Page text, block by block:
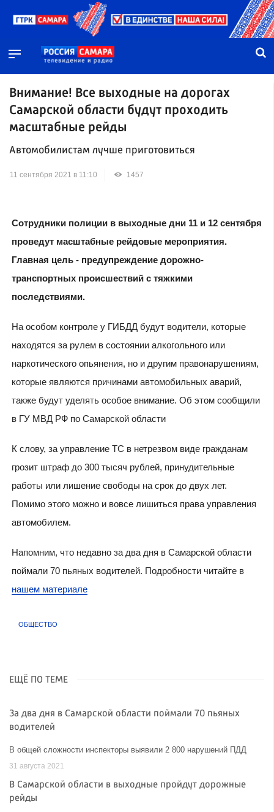
Внимание! Вcе выходные на дорогах
Самарской области будут проходить
масштабные рейды
Автомобилистам лучше приготовиться
11 сентября 2021 в 11:10 1457
Сотрудники полиции в выходные дни 11 и 12 сентября
проведут масштабные рейдовые мероприятия.
Главная цель - предупреждение дорожно-
транспортных происшествий с тяжкими
последствиями.
На особом контроле у ГИБДД будут водители, которые
находятся за рулем в состоянии алкогольного или
наркотического опьянения, но и другим правонарушениям,
которые являются причинами автомобильных аварий,
также будут уделять особое внимание. Об этом сообщили
в ГУ МВД РФ по Самарской области
К слову, за управление ТС в нетрезвом виде гражданам
грозит штраф до 300 тысяч рублей, принудительные
работы или лишение свободы на срок до двух лет.
Помимо этого можно и вовсе лишиться права управления
автомобилем.
Напомним, что недавно за два дня в Самарской области
поймали 70 пьяных водителей. Подробности читайте в
нашем материале
ОБЩЕСТВО
ЕЩЁ ПО ТЕМЕ
За два дня в Самарской области поймали 70 пьяных
водителей
В общей сложности инспекторы выявили 2 800 нарушений ПДД
31 августа 2021
В Самарской области в выходные пройдут дорожные
рейды